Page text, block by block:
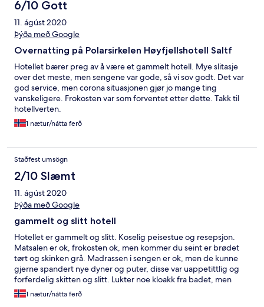
6/10 Gott
11. ágúst 2020
Þýða með Google
Overnatting på Polarsirkelen Høyfjellshotell Saltf
Hotellet bærer preg av å være et gammelt hotell. Mye slitasje
over det meste, men sengene var gode, så vi sov godt. Det var
god service, men corona situasjonen gjør jo mange ting
vanskeligere. Frokosten var som forventet etter dette. Takk til
hotellverten.
1 nætur/nátta ferð
Staðfest umsögn
2/10 Slæmt
11. ágúst 2020
Þýða með Google
gammelt og slitt hotell
Hotellet er gammelt og slitt. Koselig peisestue og resepsjon.
Matsalen er ok, frokosten ok, men kommer du seint er brødet
tørt og skinken grå. Madrassen i sengen er ok, men de kunne
gjerne spandert nye dyner og puter, disse var uappetittlig og
forferdelig skitten og slitt. Lukter noe kloakk fra badet, men
dusjen ok med dusjforheng. Begrenset med toalettpapir da vi
kom så dette måtte vi hente selv. Vinduet åpent om natten med
1 nætur/nátta ferð